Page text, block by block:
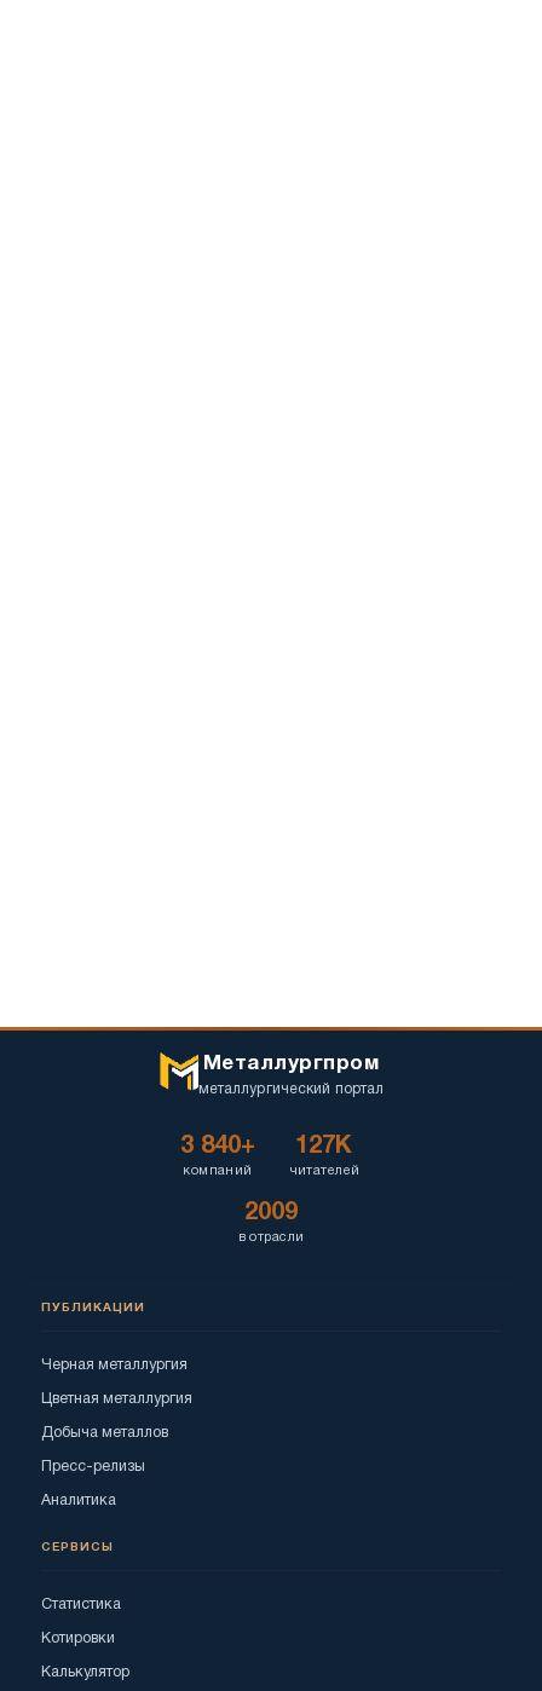
Металлургпром
металлургический портал
3 840+
компаний
127K
читателей
2009
в отрасли
ПУБЛИКАЦИИ
Черная металлургия
Цветная металлургия
Добыча металлов
Пресс-релизы
Аналитика
СЕРВИСЫ
Статистика
Котировки
Калькулятор